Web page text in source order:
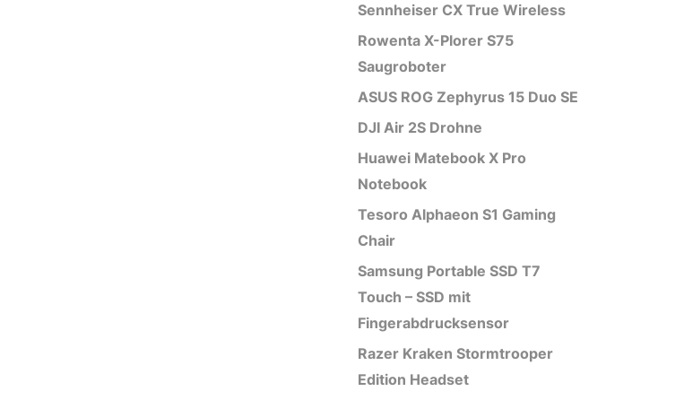
Sennheiser CX True Wireless
Rowenta X-Plorer S75
Saugroboter
ASUS ROG Zephyrus 15 Duo SE
DJI Air 2S Drohne
Huawei Matebook X Pro
Notebook
Tesoro Alphaeon S1 Gaming
Chair
Samsung Portable SSD T7
Touch – SSD mit
Fingerabdrucksensor
Razer Kraken Stormtrooper
Edition Headset